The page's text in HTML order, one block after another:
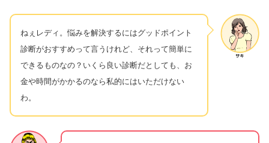
ねぇレディ。悩みを解決するにはグッドポイント
診断がおすすめって言うけれど、それって簡単に
できるものなの？いくら良い診断だとしても、お
金や時間がかかるのなら私的にはいただけない
わ。